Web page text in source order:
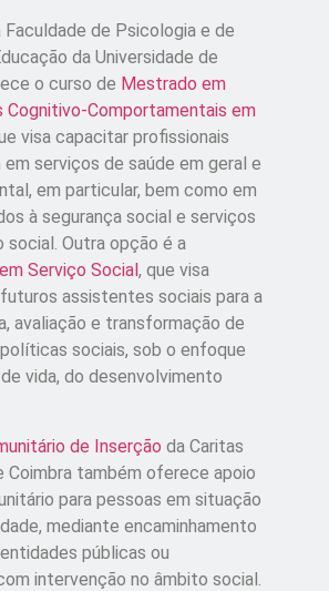
Faculdade de Psicologia e de
da Universidade de
o curso de Mestrado em
Cognitivo-Comportamentais em
visa capacitar profissionais
em serviços de saúde em geral e
em particular, bem como em
à segurança social e serviços
social. Outra opção é a
Serviço Social , que visa
assistentes sociais para a
avaliação e transformação de
sociais, sob o enfoque
vida, do desenvolvimento
de Inserção da Caritas
Coimbra também oferece apoio
para pessoas em situação
mediante encaminhamento
públicas ou
intervenção no âmbito social.